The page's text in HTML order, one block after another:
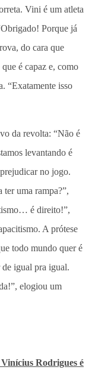
Vini é um atleta
Porque já
do cara que
é capaz e, como
“Exatamente isso
da revolta: “Não é
levantando é
no jogo.
ter uma rampa?”,
é direito!”,
A prótese
todo mundo quer é
de igual pra igual.
elogiou um
Rodrigues é